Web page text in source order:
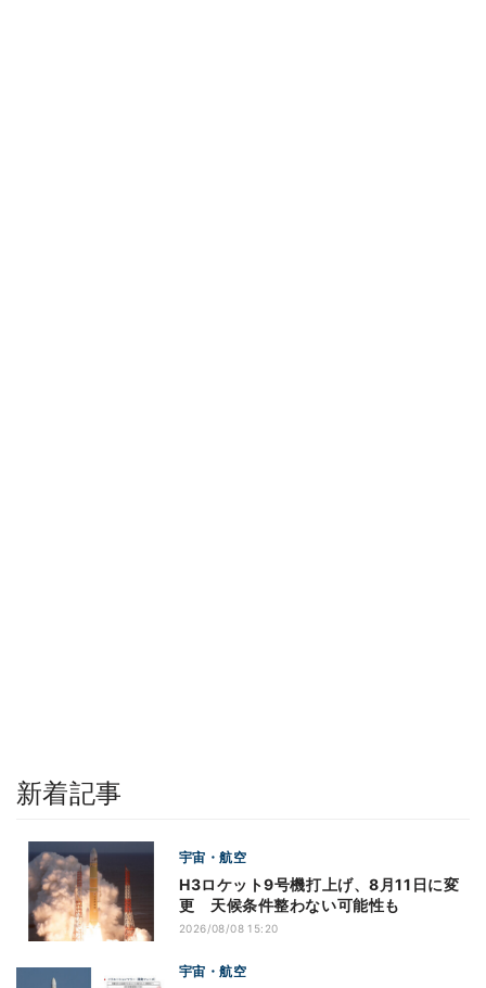
新着記事
宇宙・航空
H3ロケット9号機打上げ、8月11日に変
更 天候条件整わない可能性も
2026/08/08 15:20
宇宙・航空